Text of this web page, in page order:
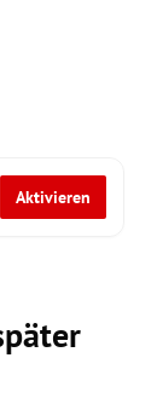
Aktivieren